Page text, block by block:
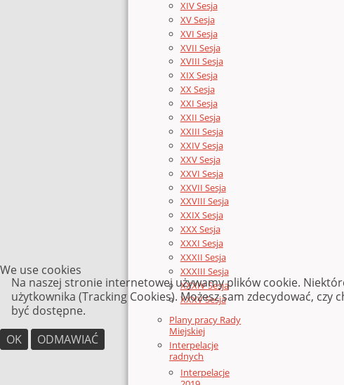
XIV Sesja
XV Sesja
XVI Sesja
XVII Sesja
XVIII Sesja
XIX Sesja
XX Sesja
XXI Sesja
XXII Sesja
XXIII Sesja
XXIV Sesja
XXV Sesja
XXVI Sesja
XXVII Sesja
XXVIII Sesja
XXIX Sesja
XXX Sesja
XXXI Sesja
XXXII Sesja
XXXIII Sesja
XXXIV Sesja
XXXV Sesja
Plany pracy Rady
Miejskiej
Interpelacje
radnych
Interpelacje
We use cookies
Na naszej stronie internetowej używamy plików cookie.
użytkownika (Tracking Cookies). Możesz sam zdecydować,
być dostępne.
OK
ODMAWIAĆ